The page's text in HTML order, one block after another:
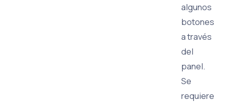
algunos
botones
a través
del
panel.
Se
requiere